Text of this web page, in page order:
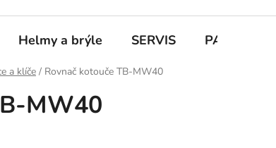
KOŠÍK
Helmy a brýle SERVIS
a klíče / Rovnač kotouče TB-MW40
MW40